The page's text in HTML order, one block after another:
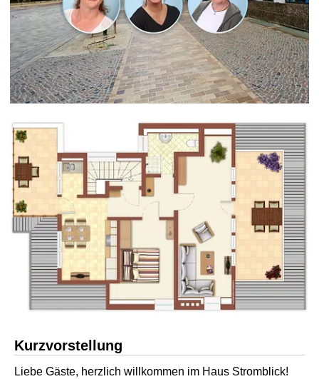
Kurzvorstellung
Liebe Gäste, herzlich willkommen im Haus Stromblick!